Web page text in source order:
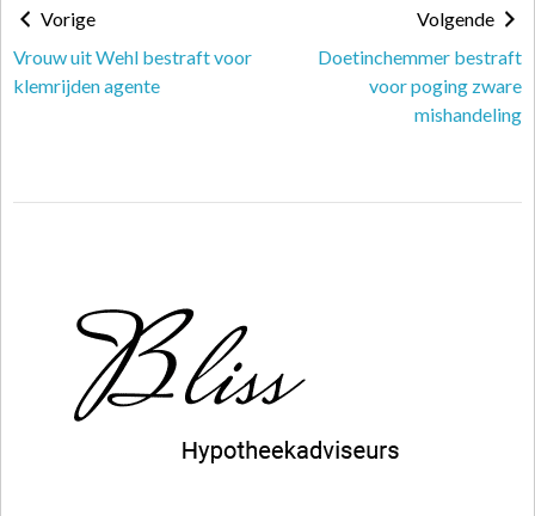
Vorige
Vrouw uit Wehl bestraft voor
klemrijden agente
Volgende
Doetinchemmer bestraft
voor poging zware
mishandeling